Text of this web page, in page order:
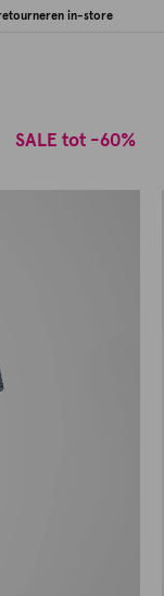
in-store
SALE tot -60%